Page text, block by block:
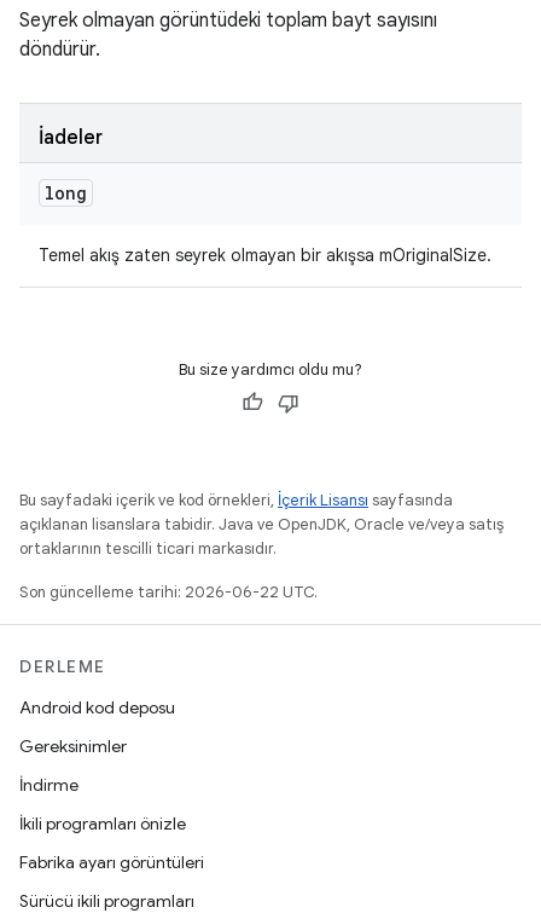
Seyrek olmayan görüntüdeki toplam bayt sayısını
döndürür.
İadeler
long
Temel akış zaten seyrek olmayan bir akışsa mOriginalSize.
Bu size yardımcı oldu mu?
Bu sayfadaki içerik ve kod örnekleri, İçerik Lisansı sayfasında
açıklanan lisanslara tabidir. Java ve OpenJDK, Oracle ve/veya satış
ortaklarının tescilli ticari markasıdır.
Son güncelleme tarihi: 2026-06-22 UTC.
DERLEME
Android kod deposu
Gereksinimler
İndirme
İkili programları önizle
Fabrika ayarı görüntüleri
Sürücü ikili programları